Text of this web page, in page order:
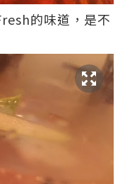
的味道，是不